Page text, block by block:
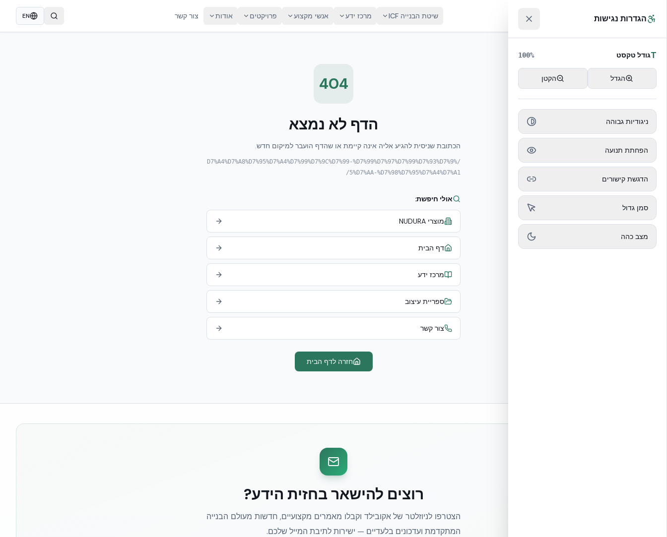
שיטת הבנייה ICF מרכז ידע אנשי מקצוע פרויקטים אודות צור קשר EN
404
הדף לא נמצא
הכתובת שניסית להגיע אליה אינה קיימת או שהדף הועבר למיקום חדש.
/%D7%A4%D7%A8%D7%95%D7%A4%D7%99%D7%9C%D7%99-%D7%99%D7%97%D7%99%D7%93%D7%9
5%D7%AA-%D7%98%D7%95%D7%A4%D7%A1/
אולי חיפשת:
מוצרי NUDURA
דף הבית
מרכז ידע
ספריית עיצוב
צור קשר
חזרה לדף הבית
רוצים להישאר בחזית הידע?
הצטרפו לניוזלטר של אקובילד וקבלו מאמרים מקצועיים, חדשות מעולם הבנייה
המתקדמת ועדכונים בלעדיים — ישירות לתיבת המייל שלכם.
הגדרות נגישות
Tגודל טקסט 100%
הגדל הקטן
ניגודיות גבוהה
הפחתת תנועה
הדגשת קישורים
סמן גדול
מצב כהה